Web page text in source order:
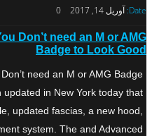
Date: آوریل 14, 2017 0
Don’t need an M or AMG
Badge to Look Good
need an M or AMG Badge
in New York today that
updated fascias, a new hood,
system. The and Advanced